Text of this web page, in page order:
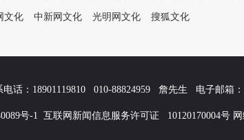
文化 中新网文化 光明网文化 搜狐文化
话：18901119810 010-88824959 詹先生 电子邮箱：
号-1 互联网新闻信息服务许可证 10120170004号